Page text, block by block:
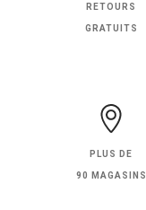
RETOURS
GRATUITS
PLUS DE
90 MAGASINS